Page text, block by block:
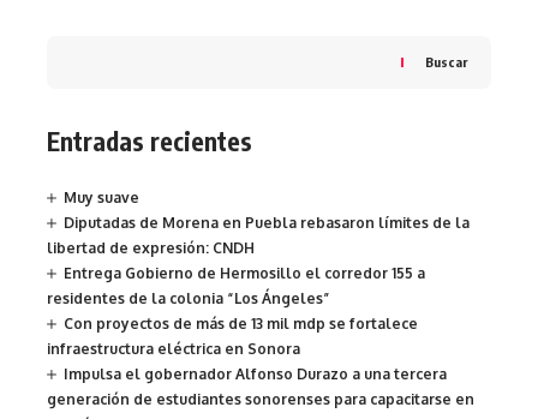
Buscar
Entradas recientes
Muy suave
Diputadas de Morena en Puebla rebasaron límites de la
libertad de expresión: CNDH
Entrega Gobierno de Hermosillo el corredor 155 a
residentes de la colonia “Los Ángeles”
Con proyectos de más de 13 mil mdp se fortalece
infraestructura eléctrica en Sonora
Impulsa el gobernador Alfonso Durazo a una tercera
generación de estudiantes sonorenses para capacitarse en